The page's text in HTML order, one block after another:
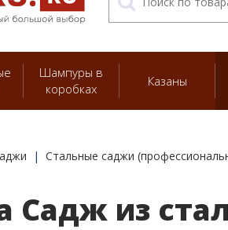
Шампуры в
коробках
Казаны
Стальные саджи
Садж из